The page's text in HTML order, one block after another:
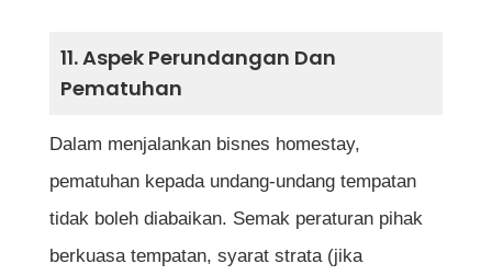
11. Aspek Perundangan Dan
Pematuhan
Dalam menjalankan bisnes homestay,
pematuhan kepada undang-undang tempatan
tidak boleh diabaikan. Semak peraturan pihak
berkuasa tempatan, syarat strata (jika